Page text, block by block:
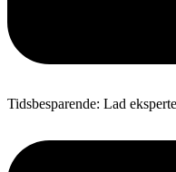
Tidsbesparende: Lad